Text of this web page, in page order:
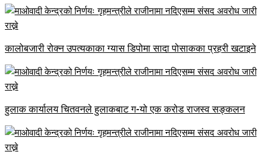
कालोबजारी रोक्न उपत्यकाका ग्यास डिपोमा सादा पोसाकका प्रहरी खटाइने
हुलाक कार्यालय चितवनले हुलाकबाट ग-यो एक करोड राजस्व सङ्कलन